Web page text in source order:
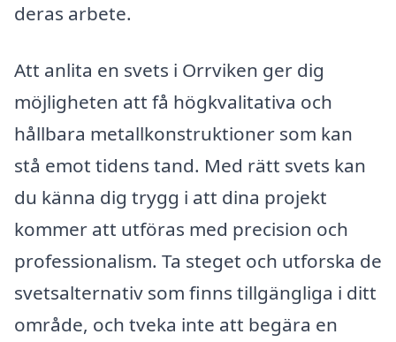
deras arbete.
Att anlita en svets i Orrviken ger dig
möjligheten att få högkvalitativa och
hållbara metallkonstruktioner som kan
stå emot tidens tand. Med rätt svets kan
du känna dig trygg i att dina projekt
kommer att utföras med precision och
professionalism. Ta steget och utforska de
svetsalternativ som finns tillgängliga i ditt
område, och tveka inte att begära en